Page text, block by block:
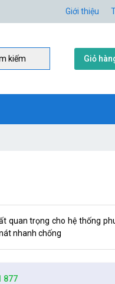
Giới thiệu
kiếm Giỏ
quan trọng cho hệ thống
nhanh chống
877